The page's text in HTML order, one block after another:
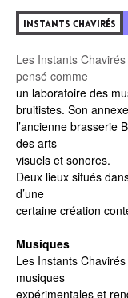
INSTANTS CHAVIRÉS
Les Instants
pensé comme
un laboratoire des
bruitistes. Son
l’ancienne brasserie
des arts
visuels et sonores.
Deux lieux situés
d’une
certaine création
Musiques
Les Instants
musiques
expérimentales et